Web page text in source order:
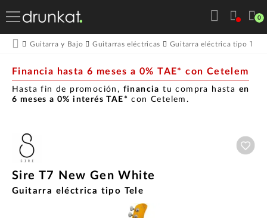
0
Guitarra y Bajo Guitarras eléctricas Guitarra eléctrica tipo Tele
Financia hasta 6 meses a 0% TAE* con Cetelem
Hasta fin de promoción, financia tu compra hasta en
6 meses a 0% interés TAE* con Cetelem.
Sire T7 New Gen White
Guitarra eléctrica tipo Tele